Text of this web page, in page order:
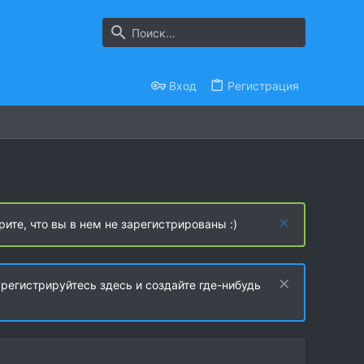
Вход Регистрация
что вы в нем не зарегистрированы :)
здесь и создайте где-нибудь